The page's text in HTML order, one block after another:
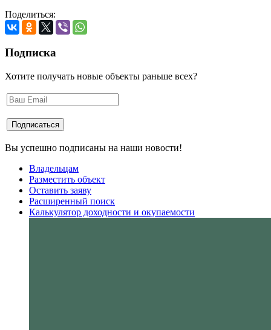
Поделиться:
Подписка
Хотите получать новые объекты раньше всех?
Вы успешно подписаны на наши новости!
Владельцам
Разместить объект
Оставить заяву
Расширенный поиск
Калькулятор доходности и окупаемости